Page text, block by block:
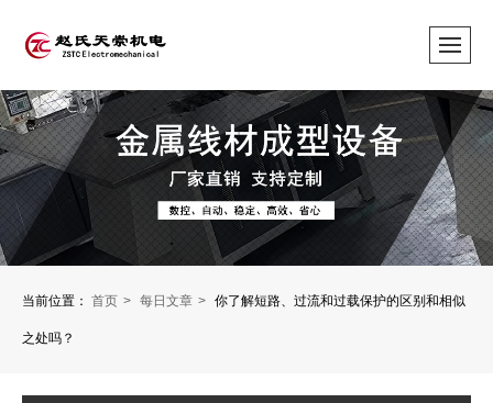
当前位置： 首页 每日文章 你了解短路、过流和过载保护的区别和相似
之处吗？